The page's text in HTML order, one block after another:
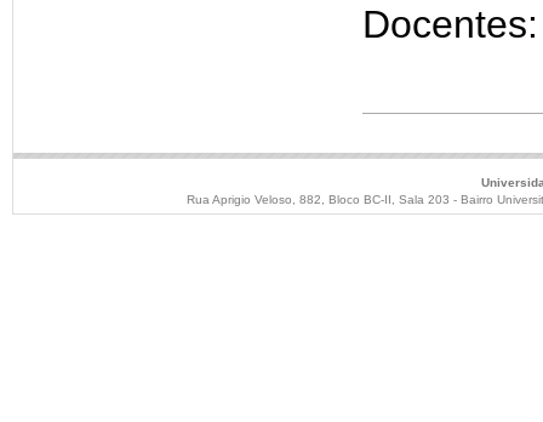
Rua Aprigio Veloso, 882, Bloco BC-II, Sala 203 - Bairro